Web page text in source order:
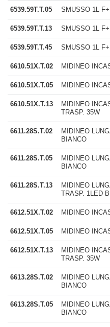
6539.59T.T.05 SMUSSO 1L
6539.59T.T.13 SMUSSO 1L
6539.59T.T.45 SMUSSO 1L
6610.51X.T.02 MIDINEO
6610.51X.T.05 MIDINEO
6610.51X.T.13
MIDINEO
TRASP. 35W
6611.28S.T.02
MIDINEO
BIANCO
6611.28S.T.05
MIDINEO
BIANCO
6611.28S.T.13
MIDINEO
TRASP. 1LED
6612.51X.T.02 MIDINEO
6612.51X.T.05 MIDINEO
6612.51X.T.13
MIDINEO
TRASP. 35W
6613.28S.T.02
MIDINEO
BIANCO
6613.28S.T.05
MIDINEO
BIANCO